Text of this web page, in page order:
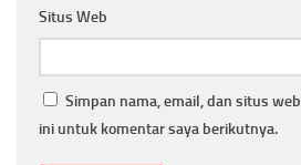
Situs Web
Simpan nama, email, dan situs
ini untuk komentar saya berikutnya.